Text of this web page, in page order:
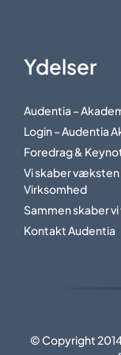
Ydelser
Audentia –
Login – Audentia
Foredrag &
Vi skaber væksten
Virksomhed
Sammen skaber
Kontakt Audentia
© Copyright 2014